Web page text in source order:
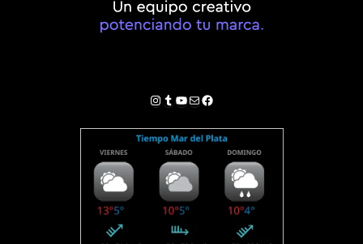
Instagram
Tumblr
YouTube
Correo electrónico
Facebook